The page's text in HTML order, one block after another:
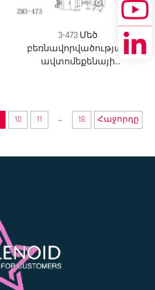
3-473 Մեծ
բեռնավորվածության
ավտոմեքենայի
10 11 ... 18 Հաջորդը